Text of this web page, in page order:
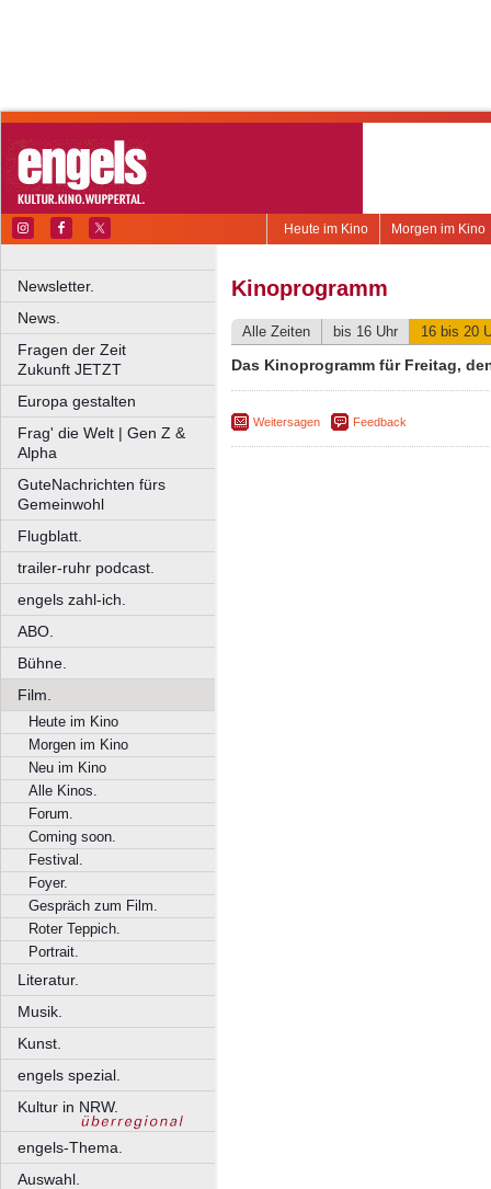
Morgen im Kino
Heute im Kino
Newsletter.
News.
Fragen der Zeit
Zukunft JETZT
Europa gestalten
Frag' die Welt | Gen Z &
Alpha
GuteNachrichten fürs
Gemeinwohl
Flugblatt.
trailer-ruhr podcast.
engels zahl-ich.
ABO.
Bühne.
Film.
Heute im Kino
Morgen im Kino
Neu im Kino
Alle Kinos.
Forum.
Coming soon.
Festival.
Foyer.
Gespräch zum Film.
Roter Teppich.
Portrait.
Literatur.
Musik.
Kunst.
engels spezial.
Kultur in NRW.
engels-Thema.
Auswahl.
Kinoprogramm
Alle Zeiten bis 16 Uhr 16 bis 20
Das Kinoprogramm für Freitag,
Weitersagen Feedback